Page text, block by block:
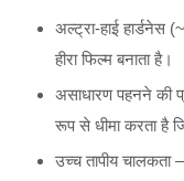
अल्ट्रा-हाई
हीरा फिल्म बनाता है।
असाधारण पहनने की
रूप से धीमा करता है
उच्च तापीय चालकता